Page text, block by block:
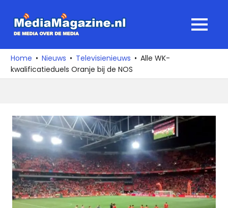
naar
media
over
de
MENU
Home Nieuws Televisienieuws
Alle WK-
kwalificatieduels Oranje bij de NOS